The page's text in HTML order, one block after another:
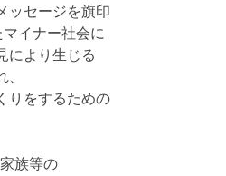
ッセージを旗印
イナー社会に
により生じる
りをするための
族等の